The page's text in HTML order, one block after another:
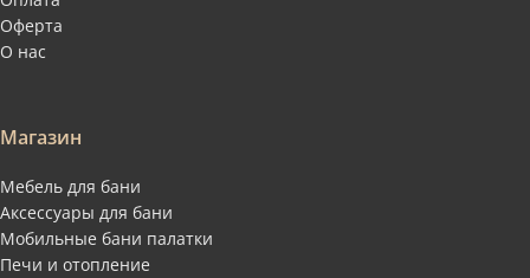
Оферта
О нас
Магазин
Мебель для бани
Аксессуары для бани
Мобильные бани палатки
Печи и отопление